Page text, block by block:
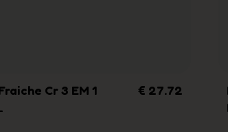
COMPRAR
Cr 3 EM 1
€ 27.72